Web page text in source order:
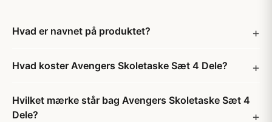
Hvad er navnet på produktet?
Hvad koster Avengers Skoletaske Sæt 4 Dele?
Hvilket mærke står bag Avengers Skoletaske Sæt 4
Dele?